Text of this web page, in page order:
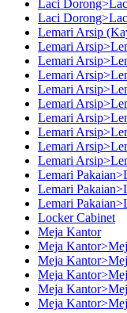
Laci
Laci
Lemari Arsip
Lemari
Lemari
Lemari
Lemari
Lemari
Lemari
Lemari
Lemari
Lemari
Lemari
Lemari
Lemari
Locker Cabinet
Meja Kantor
Meja
Meja
Meja
Meja
Meja